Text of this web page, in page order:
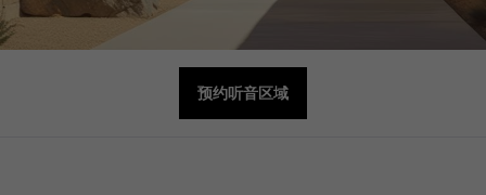
预约听音区域